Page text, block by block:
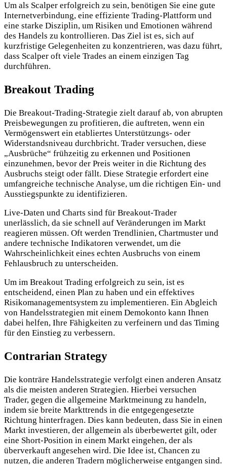
Um als Scalper erfolgreich zu sein, benötigen Sie eine gute
Internetverbindung, eine effiziente Trading-Plattform und
eine starke Disziplin, um Risiken und Emotionen während
des Handels zu kontrollieren. Das Ziel ist es, sich auf
kurzfristige Gelegenheiten zu konzentrieren, was dazu führt,
dass Scalper oft viele Trades an einem einzigen Tag
durchführen.
Breakout Trading
Die Breakout-Trading-Strategie zielt darauf ab, von abrupten
Preisbewegungen zu profitieren, die auftreten, wenn ein
Vermögenswert ein etabliertes Unterstützungs- oder
Widerstandsniveau durchbricht. Trader versuchen, diese
„Ausbrüche“ frühzeitig zu erkennen und Positionen
einzunehmen, bevor der Preis weiter in die Richtung des
Ausbruchs steigt oder fällt. Diese Strategie erfordert eine
umfangreiche technische Analyse, um die richtigen Ein- und
Ausstiegspunkte zu identifizieren.
Live-Daten und Charts sind für Breakout-Trader
unerlässlich, da sie schnell auf Veränderungen im Markt
reagieren müssen. Oft werden Trendlinien, Chartmuster und
andere technische Indikatoren verwendet, um die
Wahrscheinlichkeit eines echten Ausbruchs von einem
Fehlausbruch zu unterscheiden.
Um im Breakout Trading erfolgreich zu sein, ist es
entscheidend, einen Plan zu haben und ein effektives
Risikomanagementsystem zu implementieren. Ein Abgleich
von Handelsstrategien mit einem Demokonto kann Ihnen
dabei helfen, Ihre Fähigkeiten zu verfeinern und das Timing
für den Einstieg zu verbessern.
Contrarian Strategy
Die konträre Handelsstrategie verfolgt einen anderen Ansatz
als die meisten anderen Strategien. Hierbei versuchen
Trader, gegen die allgemeine Marktmeinung zu handeln,
indem sie breite Markttrends in die entgegengesetzte
Richtung hinterfragen. Dies kann bedeuten, dass Sie in einen
Markt investieren, der allgemein als überbewertet gilt, oder
eine Short-Position in einem Markt eingehen, der als
überverkauft angesehen wird. Die Idee ist, Chancen zu
nutzen, die anderen Tradern möglicherweise entgangen sind.